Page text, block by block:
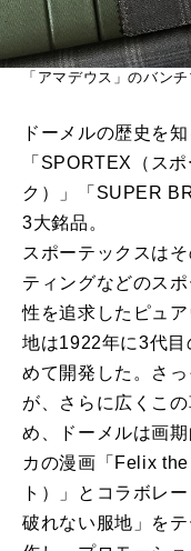
「アマデウス」のバン
ドーメルの歴史を
「SPORTEX（ス
ク）」「SUPER
3大銘品。
スポーテックスは
ティングなどのス
性を追求したピュ
地は1922年に3代
めて開発した。さ
が、さらに広くこ
め、ドーメルは画
カの漫画「Felix
ト）」とコラボレ
破れない服地」を